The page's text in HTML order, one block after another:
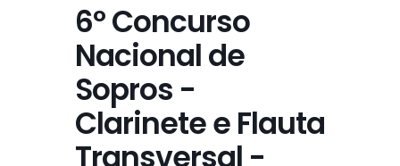
6º Concurso
Nacional de
Sopros -
Clarinete e Flauta